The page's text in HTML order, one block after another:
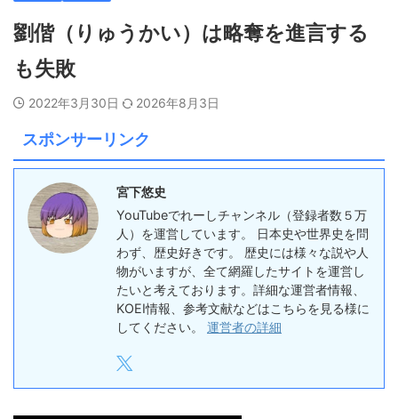
劉偕（りゅうかい）は略奪を進言する
も失敗
2022年3月30日 2026年8月3日
スポンサーリンク
宮下悠史
YouTubeでれーしチャンネル（登録者数５万
人）を運営しています。 日本史や世界史を問
わず、歴史好きです。 歴史には様々な説や人
物がいますが、全て網羅したサイトを運営し
たいと考えております。詳細な運営者情報、
KOEI情報、参考文献などはこちらを見る様に
してください。 運営者の詳細